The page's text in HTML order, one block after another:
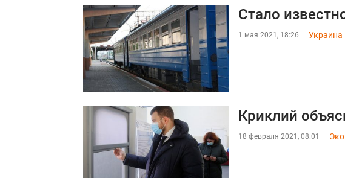
Стало
1 мая 2021, 18:26 Украина
Криклий
18 февраля 2021, 08:01